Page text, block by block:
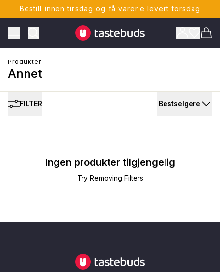
Bestill innen tirsdag og få varene levert torsdag
Toggle Menu
Tastebuds - Lokalmat rett hjem
Produkter
Annet
FILTER Bestselgere
Ingen produkter tilgjengelig
Try Removing Filters
Tastebuds - Lokalmat rett hjem